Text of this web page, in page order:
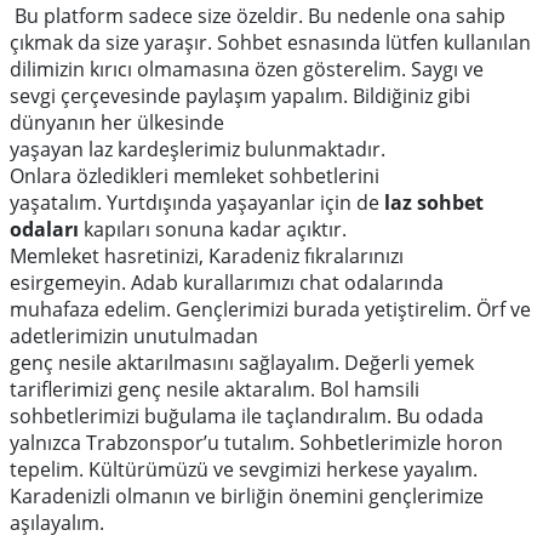
Bu platform sadece size özeldir. Bu nedenle ona sahip
çıkmak da size yaraşır. Sohbet esnasında lütfen kullanılan
dilimizin kırıcı olmamasına özen gösterelim. Saygı ve
sevgi çerçevesinde paylaşım yapalım. Bildiğiniz gibi
dünyanın her ülkesinde
yaşayan laz kardeşlerimiz bulunmaktadır.
Onlara özledikleri memleket sohbetlerini
yaşatalım. Yurtdışında yaşayanlar için de laz sohbet
odaları kapıları sonuna kadar açıktır.
Memleket hasretinizi, Karadeniz fıkralarınızı
esirgemeyin. Adab kurallarımızı chat odalarında
muhafaza edelim. Gençlerimizi burada yetiştirelim. Örf ve
adetlerimizin unutulmadan
genç nesile aktarılmasını sağlayalım. Değerli yemek
tariflerimizi genç nesile aktaralım. Bol hamsili
sohbetlerimizi buğulama ile taçlandıralım. Bu odada
yalnızca Trabzonspor’u tutalım. Sohbetlerimizle horon
tepelim. Kültürümüzü ve sevgimizi herkese yayalım.
Karadenizli olmanın ve birliğin önemini gençlerimize
aşılayalım.